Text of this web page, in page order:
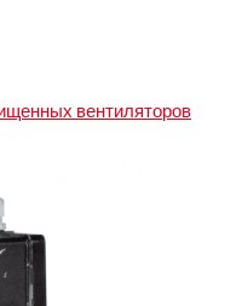
вентиляторов